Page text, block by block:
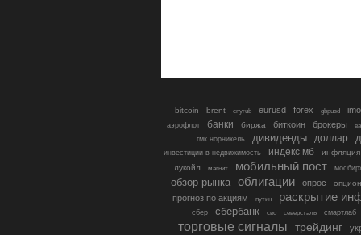
bitcoin brent cnyrub eurusd forex gbpusd
аэрофлот банки биржа биткоин брокеры
гмк норникель
дивиденды доллар
инвестиции в недвижимость индекс мб
инфляция
лукойл
магнит мобильный пост
обзор рынка облигации опрос
прогноз по акциям путин раскрытие
сбер сбербанк сво северсталь смартлаб
торговые сигналы трейдинг